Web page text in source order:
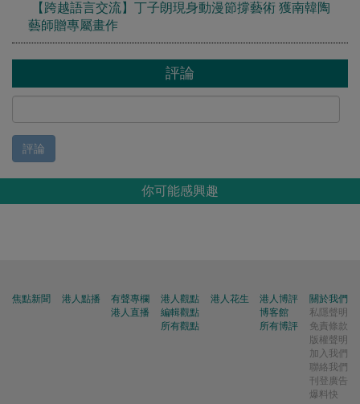
【跨越語言交流】丁子朗現身動漫節撐藝術 獲南韓陶
藝師贈專屬畫作
評論
評論
你可能感興趣
焦點新聞 港人點播
有聲專欄
港人直播
港人觀點
編輯觀點
所有觀點
港人花生
港人博評
博客館
所有博評
關於我們
私隱聲明
免責條款
版權聲明
加入我們
聯絡我們
刊登廣告
爆料快